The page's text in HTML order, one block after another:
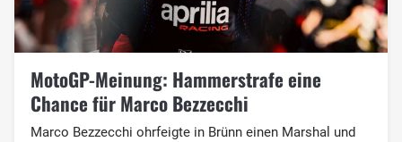
MotoGP-Meinung: Hammerstrafe eine
Chance für Marco Bezzecchi
Marco Bezzecchi ohrfeigte in Brünn einen Marshal und